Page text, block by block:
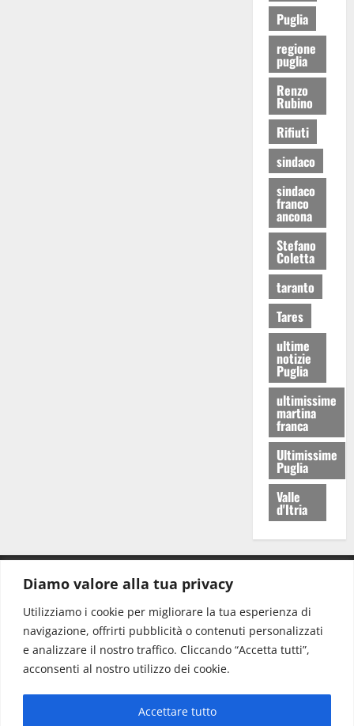
Diamo valore alla tua privacy
Utilizziamo i cookie per migliorare la tua esperienza di
navigazione, offrirti pubblicità o contenuti personalizzati
e analizzare il nostro traffico. Cliccando “Accetta tutti”,
acconsenti al nostro utilizzo dei cookie.
Accettare tutto
Puglia
regione
puglia
Renzo
Rubino
Rifiuti
sindaco
sindaco
franco
ancona
Stefano
Coletta
taranto
Tares
ultime
notizie
Puglia
ultimissime
martina
franca
Ultimissime
Puglia
Valle
d'Itria
Redazione: redazione@www.martinasera.it
Direttore:direttore@www.martinasera.it
Info & Commerciale:info@www.martinasera.it